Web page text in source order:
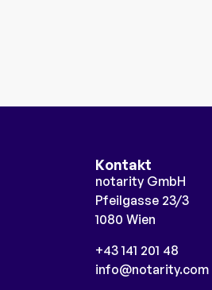
Kontakt
notarity GmbH
Pfeilgasse 23/3
1080 Wien
+43 141 201 48
info@notarity.com